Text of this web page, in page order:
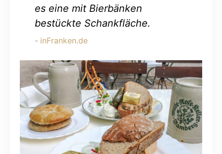
es eine mit Bierbänken
bestückte Schankfläche.
inFranken.de